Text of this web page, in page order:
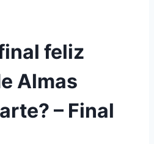
feliz
Almas
– Final